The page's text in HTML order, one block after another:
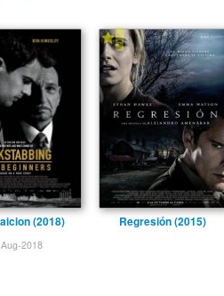
(2018)
2018
-
Regresión (2015)